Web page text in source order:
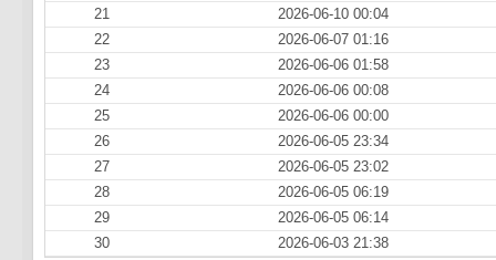
21
2026-06-10 00:04
22
2026-06-07 01:16
23
2026-06-06 01:58
24
2026-06-06 00:08
25
2026-06-06 00:00
26
2026-06-05 23:34
27
2026-06-05 23:02
28
2026-06-05 06:19
29
2026-06-05 06:14
30
2026-06-03 21:38